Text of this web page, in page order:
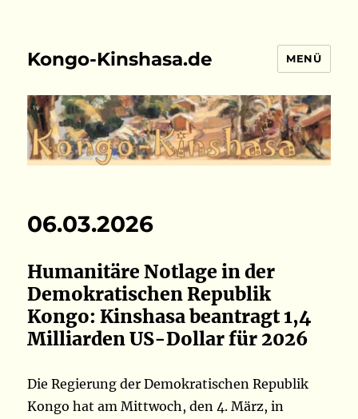
Kongo-Kinshasa.de MENÜ
06.03.2026
Humanitäre Notlage in der
Demokratischen Republik
Kongo: Kinshasa beantragt 1,4
Milliarden US-Dollar für 2026
Die Regierung der Demokratischen Republik
Kongo hat am Mittwoch, den 4. März, in